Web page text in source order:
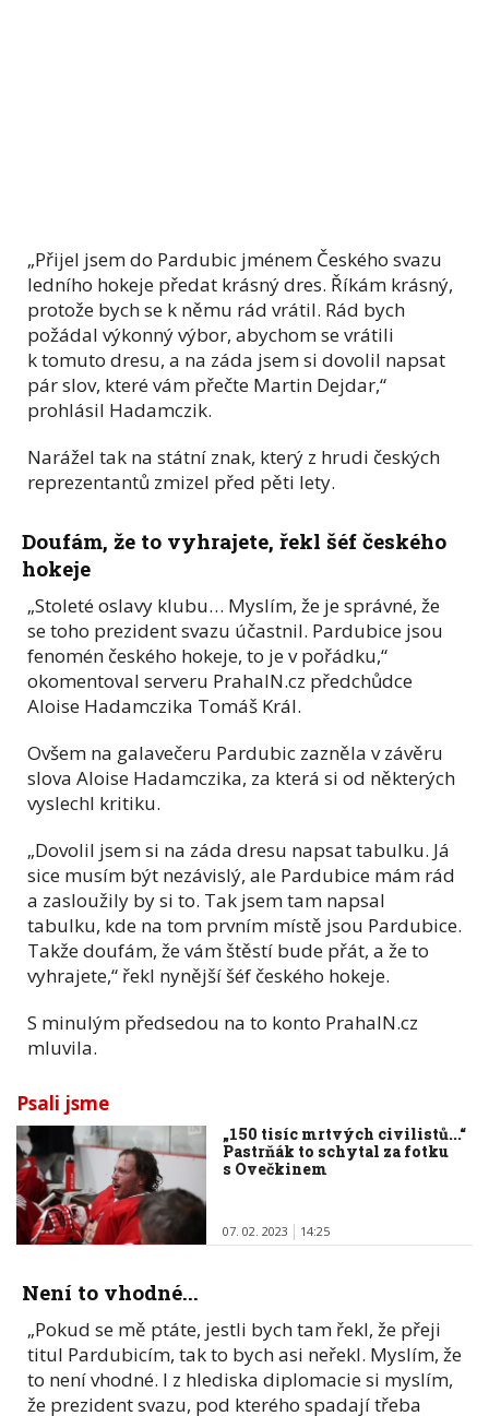
„Přijel jsem do Pardubic jménem Českého svazu
ledního hokeje předat krásný dres. Říkám krásný,
protože bych se k němu rád vrátil. Rád bych
požádal výkonný výbor, abychom se vrátili
k tomuto dresu, a na záda jsem si dovolil napsat
pár slov, které vám přečte Martin Dejdar,“
prohlásil Hadamczik.
Narážel tak na státní znak, který z hrudi českých
reprezentantů zmizel před pěti lety.
Doufám, že to vyhrajete, řekl šéf českého
hokeje
„Stoleté oslavy klubu… Myslím, že je správné, že
se toho prezident svazu účastnil. Pardubice jsou
fenomén českého hokeje, to je v pořádku,“
okomentoval serveru PrahaIN.cz předchůdce
Aloise Hadamczika Tomáš Král.
Ovšem na galavečeru Pardubic zazněla v závěru
slova Aloise Hadamczika, za která si od některých
vyslechl kritiku.
„Dovolil jsem si na záda dresu napsat tabulku. Já
sice musím být nezávislý, ale Pardubice mám rád
a zasloužily by si to. Tak jsem tam napsal
tabulku, kde na tom prvním místě jsou Pardubice.
Takže doufám, že vám štěstí bude přát, a že to
vyhrajete,“ řekl nynější šéf českého hokeje.
S minulým předsedou na to konto PrahaIN.cz
mluvila.
Psali jsme
„150 tisíc mrtvých civilistů...“
Pastrňák to schytal za fotku
s Ovečkinem
07. 02. 2023 14:25
Není to vhodné...
„Pokud se mě ptáte, jestli bych tam řekl, že přeji
titul Pardubicím, tak to bych asi neřekl. Myslím, že
to není vhodné. I z hlediska diplomacie si myslím,
že prezident svazu, pod kterého spadají třeba